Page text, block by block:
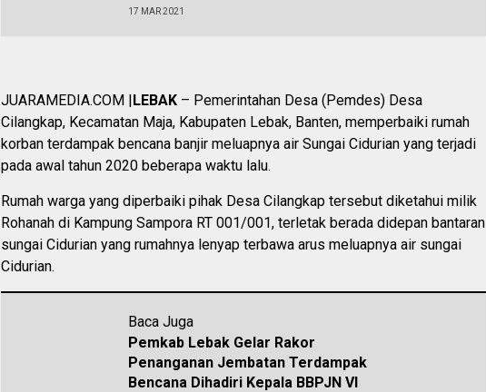
17 MAR 2021
JUARAMEDIA.COM |LEBAK – Pemerintahan Desa (Pemdes) Desa
Cilangkap, Kecamatan Maja, Kabupaten Lebak, Banten, memperbaiki rumah
korban terdampak bencana banjir meluapnya air Sungai Cidurian yang terjadi
pada awal tahun 2020 beberapa waktu lalu.
Rumah warga yang diperbaiki pihak Desa Cilangkap tersebut diketahui milik
Rohanah di Kampung Sampora RT 001/001, terletak berada didepan bantaran
sungai Cidurian yang rumahnya lenyap terbawa arus meluapnya air sungai
Cidurian.
Baca Juga
Pemkab Lebak Gelar Rakor
Penanganan Jembatan Terdampak
Bencana Dihadiri Kepala BBPJN VI